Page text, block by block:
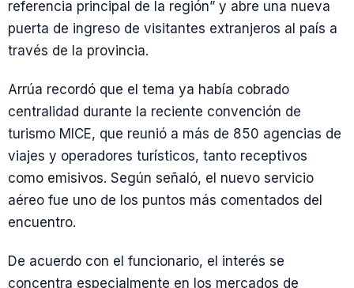
referencia principal de la región” y abre una nueva
puerta de ingreso de visitantes extranjeros al país a
través de la provincia.
Arrúa recordó que el tema ya había cobrado
centralidad durante la reciente convención de
turismo MICE, que reunió a más de 850 agencias de
viajes y operadores turísticos, tanto receptivos
como emisivos. Según señaló, el nuevo servicio
aéreo fue uno de los puntos más comentados del
encuentro.
De acuerdo con el funcionario, el interés se
concentra especialmente en los mercados de